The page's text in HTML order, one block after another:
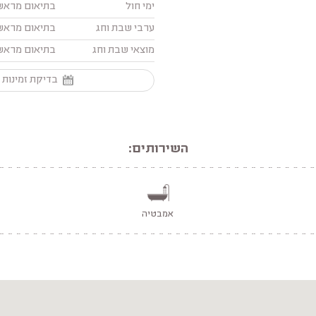
ימי חול
בתיאום
ערבי שבת וחג
בתיאום
מוצאי שבת וחג
בתיאום
בדיקת
השירותים:
אמבטיה